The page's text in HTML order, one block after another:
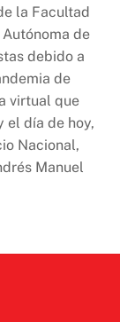
la Facultad
de
debido a
de
virtual que
el día de hoy,
Nacional,
Manuel